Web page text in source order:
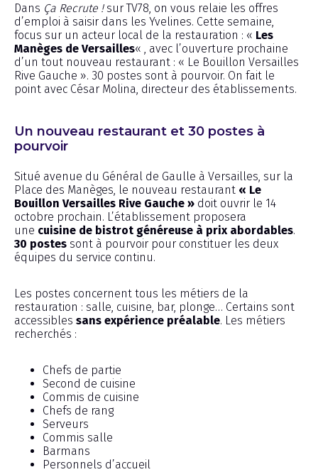
Dans Ça Recrute !sur TV78, on vous relaie les offres
d’emploi à saisir dans les Yvelines. Cette semaine,
focus sur un acteur local de la restauration : « Les
Manèges de Versailles« , avec l’ouverture prochaine
d’un tout nouveau restaurant : « Le Bouillon Versailles
Rive Gauche ». 30 postes sont à pourvoir. On fait le
point avec César Molina, directeur des établissements.
Un nouveau restaurant et 30 postes à
pourvoir
Situé avenue du Général de Gaulle à Versailles, sur la
Place des Manèges, le nouveau restaurant « Le
Bouillon Versailles Rive Gauche » doit ouvrir le 14
octobre prochain. L’établissement proposera
une cuisine de bistrot généreuse à prix abordables.
30 postes sont à pourvoir pour constituer les deux
équipes du service continu.
Les postes concernent tous les métiers de la
restauration : salle, cuisine, bar, plonge… Certains sont
accessibles sans expérience préalable. Les métiers
recherchés :
Chefs de partie
Second de cuisine
Commis de cuisine
Chefs de rang
Serveurs
Commis salle
Barmans
Personnels d’accueil